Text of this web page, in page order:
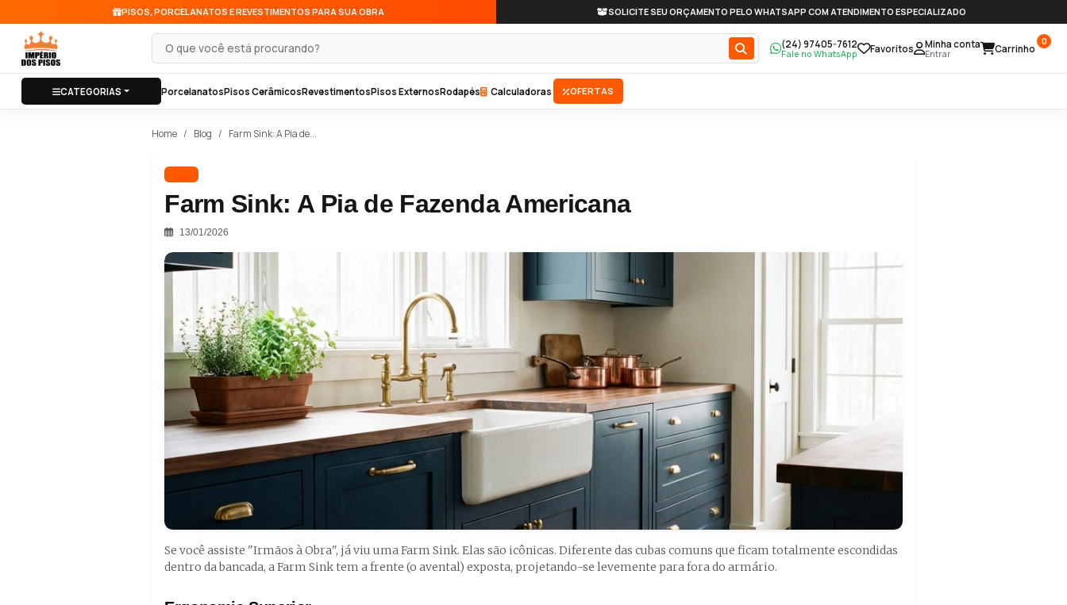
PISOS, PORCELANATOS E REVESTIMENTOS PARA SUA OBRA SOLICITE SEU ORÇAMENTO PELO WHATSAPP COM ATENDIMENTO ESPECIALIZADO
Pesquisar produto (24) 97405-7612
Fale no WhatsApp Favoritos Minha conta
Entrar Carrinho
0
CATEGORIAS PorcelanatosPisos CerâmicosRevestimentosPisos ExternosRodapés Calculadoras OFERTAS
Home Blog Farm Sink: A Pia de...
Farm Sink: A Pia de Fazenda Americana
13/01/2026
Se você assiste "Irmãos à Obra", já viu uma Farm Sink. Elas são icônicas. Diferente das cubas comuns que ficam totalmente escondidas
dentro da bancada, a Farm Sink tem a frente (o avental) exposta, projetando-se levemente para fora do armário.